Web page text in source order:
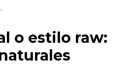
o estilo raw: